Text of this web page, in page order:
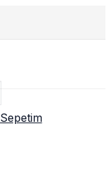
Sepetim